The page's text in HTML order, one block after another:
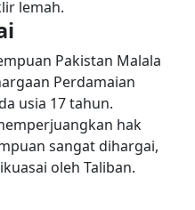
lemah.
Pakistan Malala
Perdamaian
usia 17 tahun.
hak
sangat dihargai,
oleh Taliban.